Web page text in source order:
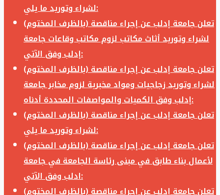
لشراء وتوريد ما يلي:
تعلن جامعة إدلب عن إجراء مناقصة (بالظرف المختوم)
لشراء وتوريد أثاث مكاتب لزوم مكاتب وقاعات جامعة
إدلب وفق الآتي:
تعلن جامعة إدلب عن إجراء مناقصة (بالظرف المختوم)
لشراء وتوريد زجاجيات ومواد مخبرية لزوم مخابر جامعة
إدلب وفق الكميات والمواصفات المحددة أدناه:
تعلن جامعة إدلب عن إجراء مناقصة (بالظرف المختوم)
لشراء وتوريد ما يلي:
تعلن جامعة إدلب عن إجراء مناقصة (بالظرف المختوم)
لأعمال بناء طابق في مبنى رئاسة الجامعة في جامعة
ادلب وفق الآتي:
تعلن جامعة إدلب عن إجراء مناقصة (بالظرف المختوم)